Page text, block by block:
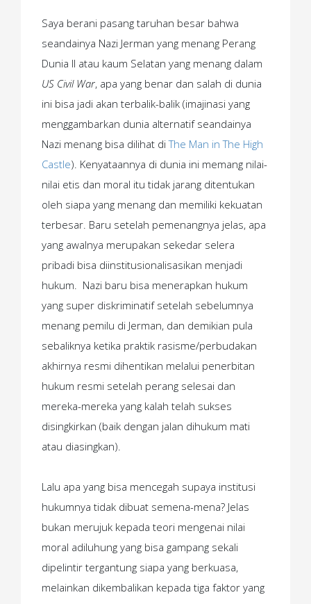
Saya berani pasang taruhan besar bahwa
seandainya Nazi Jerman yang menang Perang
Dunia II atau kaum Selatan yang menang dalam
US Civil War, apa yang benar dan salah di dunia
ini bisa jadi akan terbalik-balik (imajinasi yang
menggambarkan dunia alternatif seandainya
Nazi menang bisa dilihat diThe Man in The High
Castle). Kenyataannya di dunia ini memang nilai-
nilai etis dan moral itu tidak jarang ditentukan
oleh siapa yang menang dan memiliki kekuatan
terbesar. Baru setelah pemenangnya jelas, apa
yang awalnya merupakan sekedar selera
pribadi bisa diinstitusionalisasikan menjadi
hukum. Nazi baru bisa menerapkan hukum
yang super diskriminatif setelah sebelumnya
menang pemilu di Jerman, dan demikian pula
sebaliknya ketika praktik rasisme/perbudakan
akhirnya resmi dihentikan melalui penerbitan
hukum resmi setelah perang selesai dan
mereka-mereka yang kalah telah sukses
disingkirkan (baik dengan jalan dihukum mati
atau diasingkan).
Lalu apa yang bisa mencegah supaya institusi
hukumnya tidak dibuat semena-mena? Jelas
bukan merujuk kepada teori mengenai nilai
moral adiluhung yang bisa gampang sekali
dipelintir tergantung siapa yang berkuasa,
melainkan dikembalikan kepada tiga faktor yang